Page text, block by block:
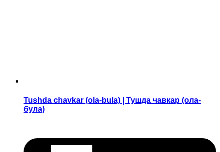
Tushda chavkar (ola-bula) | Тушда чавкар (ола-
була)